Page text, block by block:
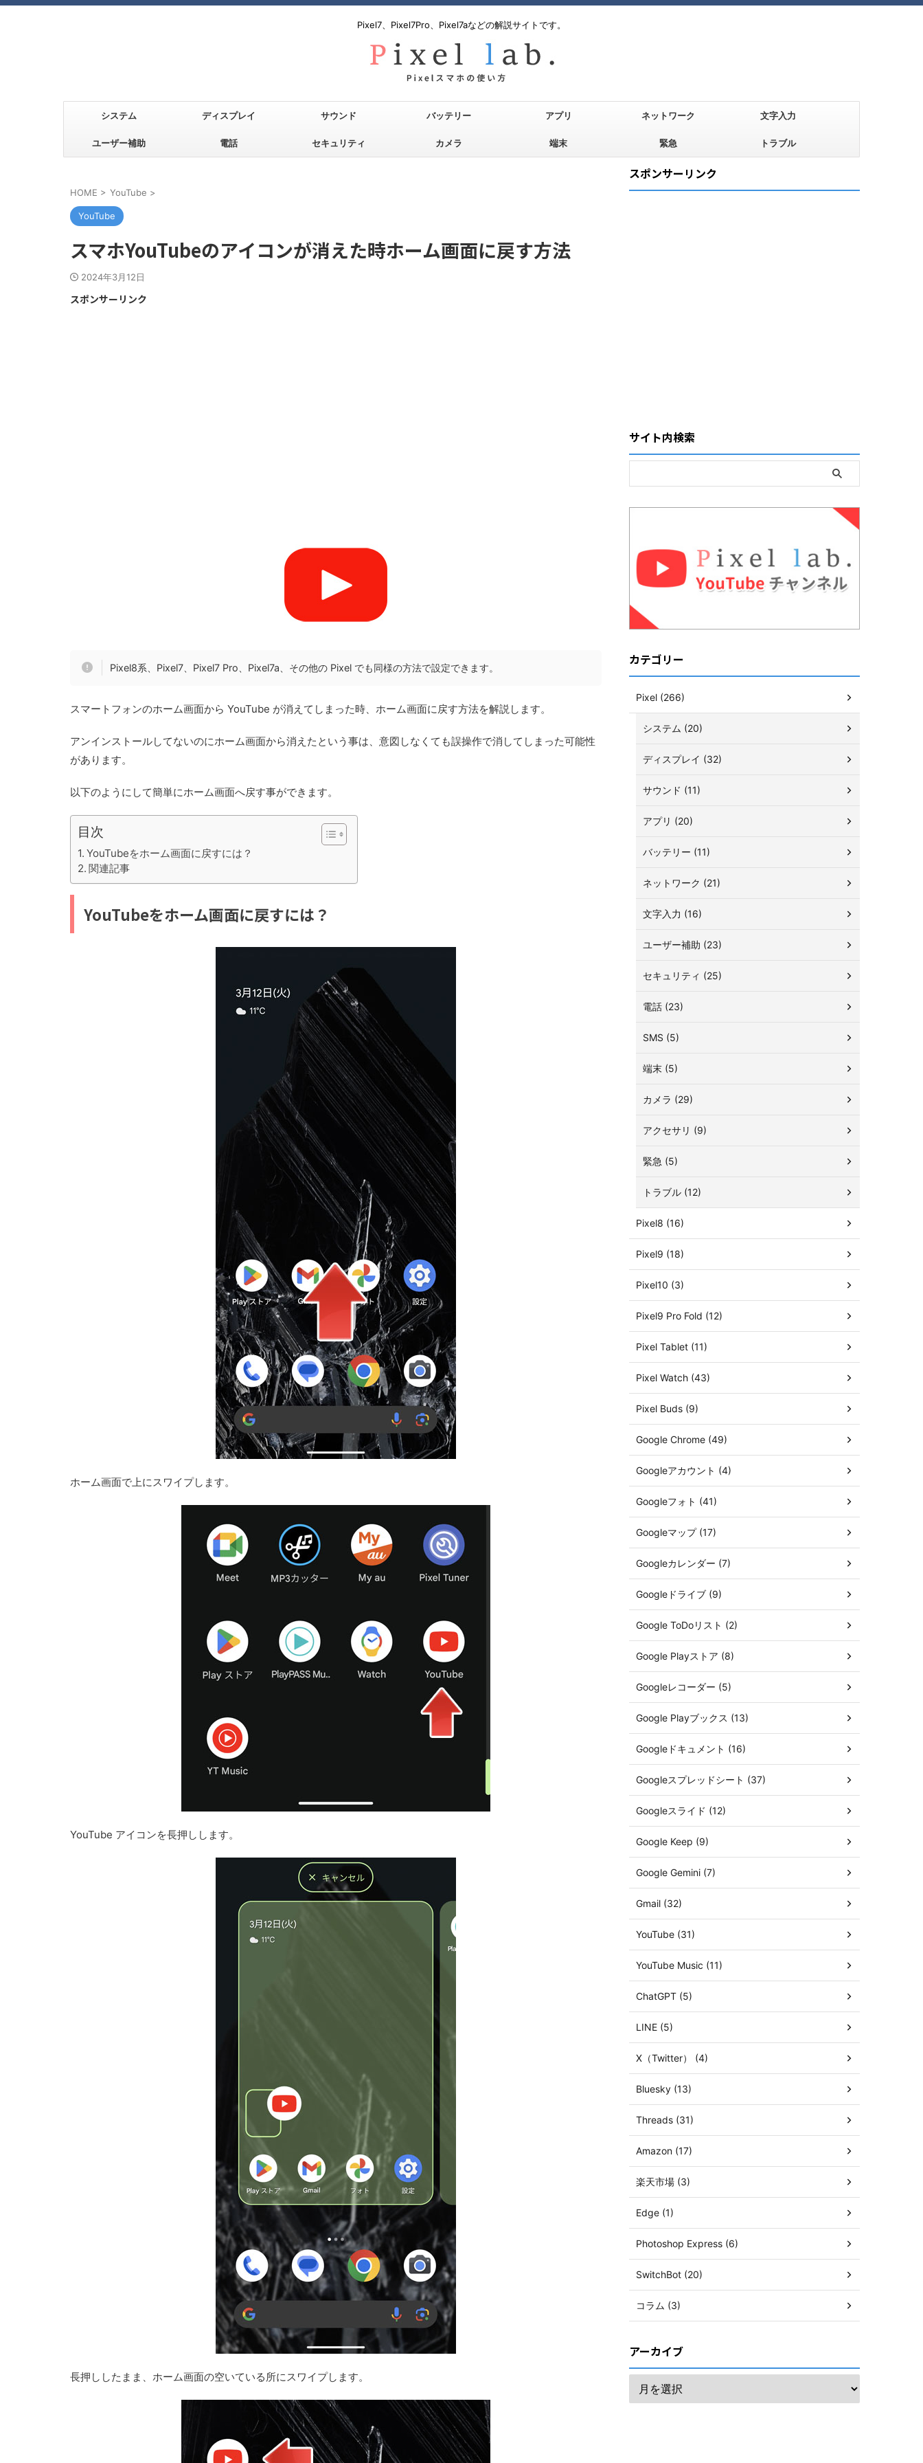
Pixel7、Pixel7Pro、Pixel7aなどの解説サイトです。
システム ディスプレイ サウンド バッテリー アプリ ネットワーク 文字入力
ユーザー補助 電話 セキュリティ カメラ 端末 緊急 トラブル
HOME > YouTube >
YouTube
スマホYouTubeのアイコンが消えた時ホーム画面に戻す方法
2024年3月12日
スポンサーリンク
Pixel8系、Pixel7、Pixel7 Pro、Pixel7a、その他の Pixel でも同様の方法で設定できます。
スマートフォンのホーム画面から YouTube が消えてしまった時、ホーム画面に戻す方法を解説します。
アンインストールしてないのにホーム画面から消えたという事は、意図しなくても誤操作で消してしまった可能性
があります。
以下のようにして簡単にホーム画面へ戻す事ができます。
目次
YouTubeをホーム画面に戻すには？
関連記事
YouTubeをホーム画面に戻すには？
ホーム画面で上にスワイプします。
YouTube アイコンを長押しします。
長押ししたまま、ホーム画面の空いている所にスワイプします。
スポンサーリンク
サイト内検索
カテゴリー
Pixel (266)
システム (20)
ディスプレイ (32)
サウンド (11)
アプリ (20)
バッテリー (11)
ネットワーク (21)
文字入力 (16)
ユーザー補助 (23)
セキュリティ (25)
電話 (23)
SMS (5)
端末 (5)
カメラ (29)
アクセサリ (9)
緊急 (5)
トラブル (12)
Pixel8 (16)
Pixel9 (18)
Pixel10 (3)
Pixel9 Pro Fold (12)
Pixel Tablet (11)
Pixel Watch (43)
Pixel Buds (9)
Google Chrome (49)
Googleアカウント (4)
Googleフォト (41)
Googleマップ (17)
Googleカレンダー (7)
Googleドライブ (9)
Google ToDoリスト (2)
Google Playストア (8)
Googleレコーダー (5)
Google Playブックス (13)
Googleドキュメント (16)
Googleスプレッドシート (37)
Googleスライド (12)
Google Keep (9)
Google Gemini (7)
Gmail (32)
YouTube (31)
YouTube Music (11)
ChatGPT (5)
LINE (5)
X（Twitter） (4)
Bluesky (13)
Threads (31)
Amazon (17)
楽天市場 (3)
Edge (1)
Photoshop Express (6)
SwitchBot (20)
コラム (3)
アーカイブ